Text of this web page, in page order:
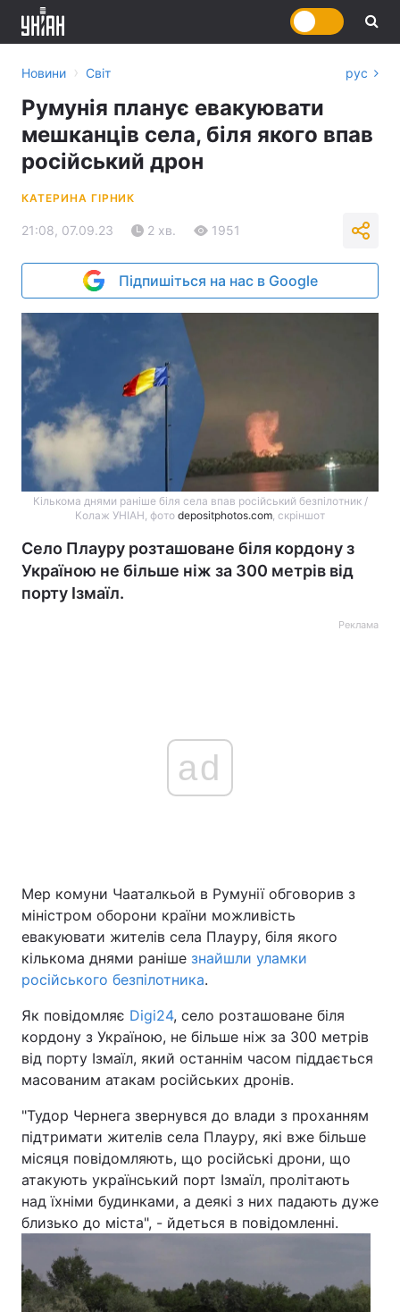
Україна Політика
Економіка Світ
Техно і зв'язок Лайт
Зброя Інциденти
Здоров'я Туризм
Цікавинки Погода
Екологія
Лонгріди
Відео з Youtube Статті
Новини › Світ рус
Румунія планує евакуювати
мешканців села, біля якого впав
російський дрон
КАТЕРИНА ГІРНИК
21:08, 07.09.23 2 хв. 1951
Підпишіться на нас в Google
Кількома днями раніше біля села впав російський безпілотник /
Колаж УНІАН, фото depositphotos.com, скріншот
Село Плауру розташоване біля кордону з
Україною не більше ніж за 300 метрів від
порту Ізмаїл.
Реклама
ad
Мер комуни Чааталкьой в Румунії обговорив з
міністром оборони країни можливість
евакуювати жителів села Плауру, біля якого
кількома днями раніше знайшли уламки
російського безпілотника.
Як повідомляє Digi24, село розташоване біля
кордону з Україною, не більше ніж за 300 метрів
від порту Ізмаїл, який останнім часом піддається
масованим атакам російських дронів.
"Тудор Чернега звернувся до влади з проханням
підтримати жителів села Плауру, які вже більше
місяця повідомляють, що російські дрони, що
атакують український порт Ізмаїл, пролітають
над їхніми будинками, а деякі з них падають дуже
близько до міста", - йдеться в повідомленні.